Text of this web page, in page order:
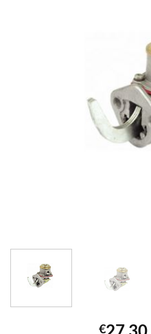
€